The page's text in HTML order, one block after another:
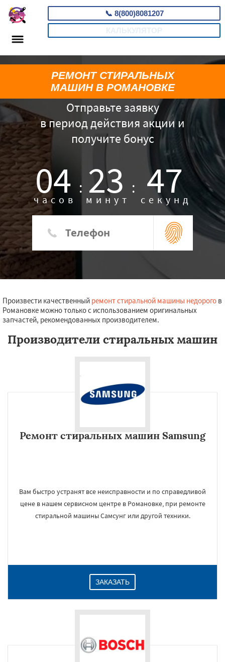
📞 8(800)8081207
КАЛЬКУЛЯТОР
Отправьте заявку
в период действия акции и
получите бонус
04 :
часов 23 :
минут 46
секунд
РЕМОНТ СТИРАЛЬНЫХ
МАШИН В РОМАНОВКЕ
Произвести качественный ремонт стиральной машины недорого в
Романовке можно только с использованием оригинальных
запчастей, рекомендованных производителем.
Производители стиральных машин
Ремонт стиральных машин Samsung
Вам быстро устранят все неисправности и по справедливой
цене в нашем сервисном центре в Романовке, при ремонте
стиральной машины Самсунг или другой техники.
ЗАКАЗАТЬ